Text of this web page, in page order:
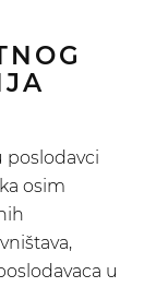
poslodavci
osim
u